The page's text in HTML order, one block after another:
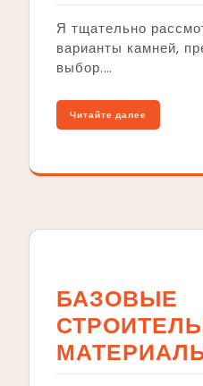
Я тщательно
варианты камней,
выбор.…
Читайте далее
БАЗОВЫЕ